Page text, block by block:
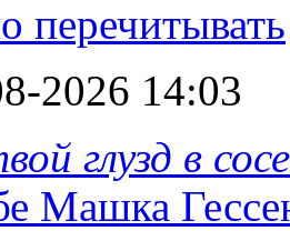
перечитывать
2026 14:03
глузд в
Машка